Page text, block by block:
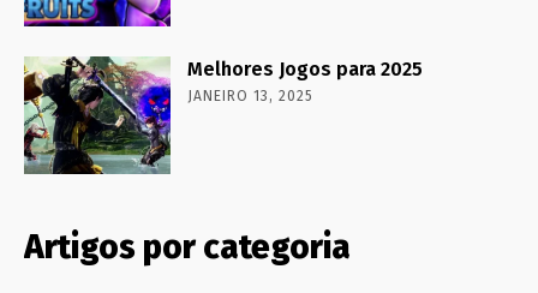
Melhores Jogos para 2025
JANEIRO 13, 2025
Artigos por categoria